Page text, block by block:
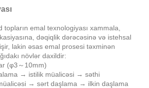
topların emal texnologiyası xammala,
dəqiqlik dərəcəsinə və istehsal
lakin əsas emal prosesi təxminən
növlər daxildir:
(φ3～10mm)
→ istilik müalicəsi → səthi
→ sərt daşlama → ilkin daşlama